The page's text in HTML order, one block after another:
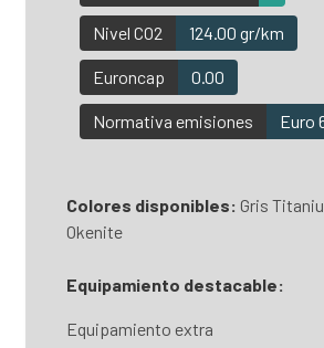
Nivel CO2 124.00 gr/km
Euroncap 0.00
Normativa emisiones Euro
Colores disponibles: Gris
Okenite
Equipamiento destacable:
Equipamiento extra